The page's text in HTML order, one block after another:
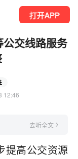
打开APP
交线路服务
12:46
去听全文
提高公交资源